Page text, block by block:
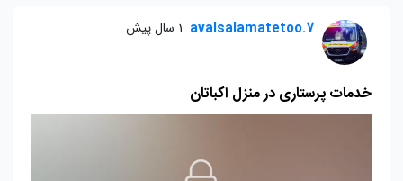
avalsalamatetoo.7 1 سال پیش
خدمات پرستاری در منزل اکباتان